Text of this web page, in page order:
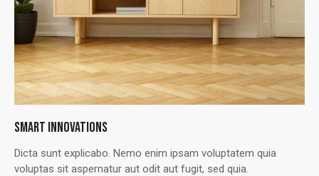
SMART INNOVATIONS
Dicta sunt explicabo. Nemo enim ipsam voluptatem quia
voluptas sit aspernatur aut odit aut fugit, sed quia.